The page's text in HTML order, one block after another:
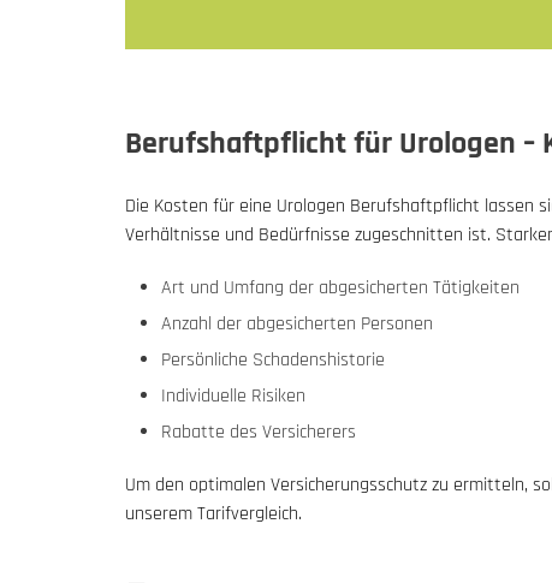
Berufshaftpflicht für Urologen –
Die Kosten für eine Urologen Berufshaftpflicht lassen
Verhältnisse und Bedürfnisse zugeschnitten ist.
Art und Umfang der abgesicherten Tätigkeiten
Anzahl der abgesicherten Personen
Persönliche Schadenshistorie
Individuelle Risiken
Rabatte des Versicherers
Um den optimalen Versicherungsschutz zu ermitteln,
unserem Tarifvergleich.